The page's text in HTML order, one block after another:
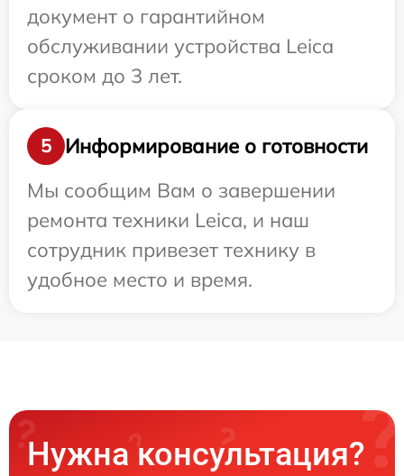
документ о гарантийном
обслуживании устройства Leica
сроком до 3 лет.
5
Информирование о готовности
Мы сообщим Вам о завершении
ремонта техники Leica, и наш
сотрудник привезет технику в
удобное место и время.
Нужна консультация?